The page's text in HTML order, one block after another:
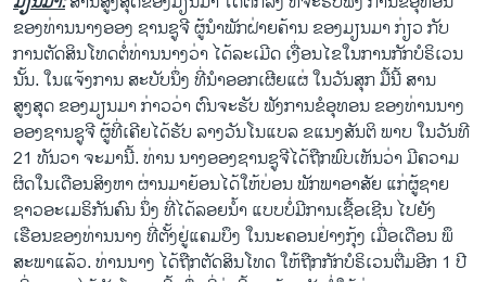
ຂອງທ່ານນາງອອງ ຊານຊູຈີ ຜູ້ນຳພັກຝ່າຍຄ້ານ ຂອງມຽນມາ ກ່ຽວ ກັບ
ການຕັດສິນໂທດຕໍ່ທ່ານນາງວ່າ ໄດ້ລະເມີດ ເງື່ອນໄຂໃນການກັກບໍຣິເວນ
ນັ້ນ. ໃນແຈ້ງການ ສະບັບນຶ່ງ ທີ່ນຳອອກເຜີຍແຜ່ ໃນວັນສຸກ ມື້ນີ້ ສານ
ສູງສຸດ ຂອງມຽນມາ ກ່າວວ່າ ຕົນຈະຮັບ ຟັງການຂໍອຸທອນ ຂອງທ່ານນາງ
ອອງຊານຊູຈີ ຜູ້ທີ່ເຄີຍໄດ້ຮັບ ລາງວັນໂນແບລ ຂແນງສັນຕິ ພາບ ໃນວັນທີ
21 ທັນວາ ຈະມານີ້. ທ່ານ ນາງອອງຊານຊູຈີໄດ້ຖືກພົບເຫັນວ່າ ມີຄວາມ
ຜິດໃນເດືອນສິງຫາ ຜ່ານມາຍ້ອນໄດ້ໃຫ້ບ່ອນ ພັກພາອາສັຍ ແກ່ຜູ້ຊາຍ
ຊາວອະເມຣິກັນຄົນ ນຶ່ງ ທີ່ໄດ້ລອຍນ້ຳ ແບບບໍ່ມີການເຊື້ອເຊີນ ໄປຍັງ
ເຮືອນຂອງທ່ານນາງ ທີ່ຕັ້ງຢູ່ແຄມບຶງ ໃນນະຄອນຢ່າງກຸ້ງ ເມື່ອເດືອນ ພຶ
ສະພາແລ້ວ. ທ່ານນາງ ໄດ້ຖືກຕັດສິນໂທດ ໃຫ້ຖືກກັກບໍຣິເວນຕື່ມອີກ 1 ປີ